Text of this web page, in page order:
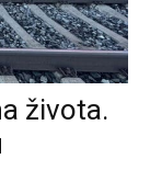
života.